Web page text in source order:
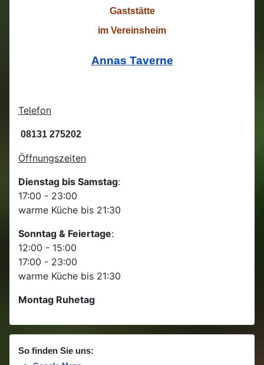
Gaststätte
im Vereinsheim
Annas Taverne
Telefon
08131 275202
Öffnungszeiten
Dienstag bis Samstag:
17:00 - 23:00
warme Küche bis 21:30
Sonntag & Feiertage:
12:00 - 15:00
17:00 - 23:00
warme Küche bis 21:30
Montag Ruhetag
So finden Sie uns: